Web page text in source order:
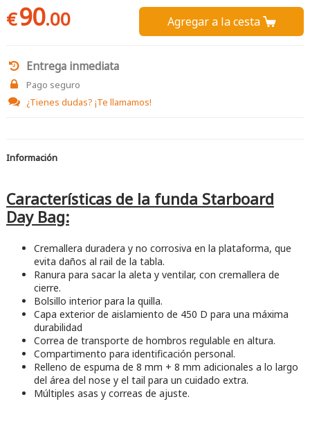
€90.00 Agregar a la cesta 
Entrega inmediata
Pago seguro
¿Tienes dudas? ¡Te llamamos!
Información
Características de la funda Starboard
Day Bag:
Cremallera duradera y no corrosiva en la plataforma, que
evita daños al rail de la tabla.
Ranura para sacar la aleta y ventilar, con cremallera de
cierre.
Bolsillo interior para la quilla.
Capa exterior de aislamiento de 450 D para una máxima
durabilidad
Correa de transporte de hombros regulable en altura.
Compartimento para identificación personal.
Relleno de espuma de 8 mm + 8 mm adicionales a lo largo
del área del nose y el tail para un cuidado extra.
Múltiples asas y correas de ajuste.